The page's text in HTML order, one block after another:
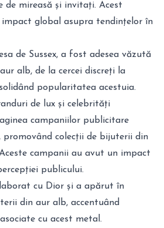
de mireasă și invitați. Acest
global asupra tendințelor în
de Sussex, a fost adesea văzută
alb, de la cercei discreți la
popularitatea acestuia.
de lux și celebrități
campaniilor publicitare
promovând colecții de bijuterii din
campanii au avut un impact
publicului.
cu Dior și a apărut în
din aur alb, accentuând
cu acest metal.